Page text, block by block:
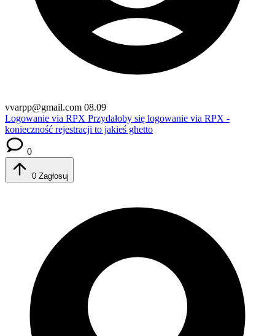
vvarpp@gmail.com 08.09
Logowanie via RPX Przydałoby się logowanie via RPX -
konieczność rejestracji to jakieś ghetto
0
0 Zagłosuj